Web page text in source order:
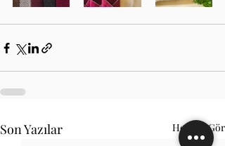
Son Yazılar Hepsini Gör